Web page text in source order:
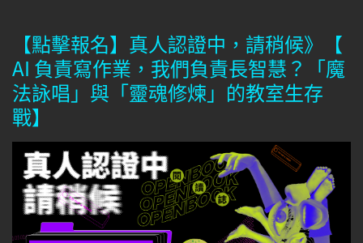
【點擊報名】真人認證中，請稍候》【
AI 負責寫作業，我們負責長智慧？「魔
法詠唱」與「靈魂修煉」的教室生存
戰】